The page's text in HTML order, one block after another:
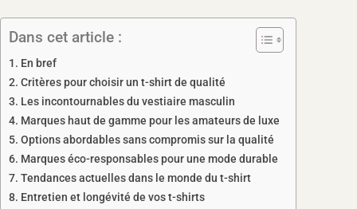
Dans cet article :
En bref
Critères pour choisir un t-shirt de qualité
Les incontournables du vestiaire masculin
Marques haut de gamme pour les amateurs de luxe
Options abordables sans compromis sur la qualité
Marques éco-responsables pour une mode durable
Tendances actuelles dans le monde du t-shirt
Entretien et longévité de vos t-shirts